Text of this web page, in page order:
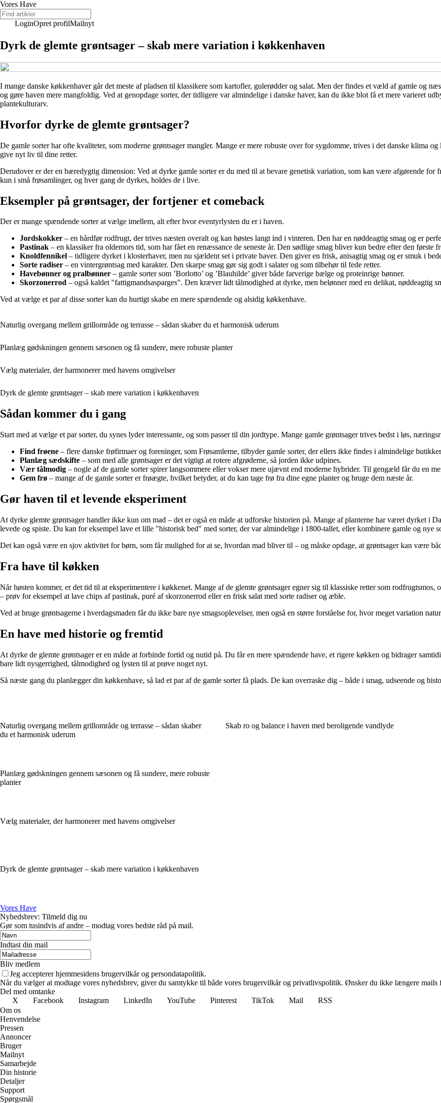
Vores Have
LoginOpret profilMailnyt
Dyrk de glemte grøntsager – skab mere variation i køkkenhaven
I mange danske køkkenhaver går det meste af pladsen til klassikere som kartofler, gulerødder og salat. Men der findes et væld af gamle og
og gøre haven mere mangfoldig. Ved at genopdage sorter, der tidligere var almindelige i danske haver, kan du ikke blot få et mere varieret
plantekulturarv.
Hvorfor dyrke de glemte grøntsager?
De gamle sorter har ofte kvaliteter, som moderne grøntsager mangler. Mange er mere robuste over for sygdomme, trives i det danske klima
give nyt liv til dine retter.
Derudover er der en bæredygtig dimension: Ved at dyrke gamle sorter er du med til at bevare genetisk variation, som kan være afgørende for
kun i små frøsamlinger, og hver gang de dyrkes, holdes de i live.
Eksempler på grøntsager, der fortjener et comeback
Der er mange spændende sorter at vælge imellem, alt efter hvor eventyrlysten du er i haven.
Jordskokker – en hårdfør rodfrugt, der trives næsten overalt og kan høstes langt ind i vinteren. Den har en nøddeagtig smag og er
Pastinak – en klassiker fra oldemors tid, som har fået en renæssance de seneste år. Den sødlige smag bliver kun bedre efter den første
Knoldfennikel – tidligere dyrket i klosterhaver, men nu sjældent set i private haver. Den giver en frisk, anisagtig smag og er smuk i
Sorte radiser – en vintergrøntsag med karakter. Den skarpe smag gør sig godt i salater og som tilbehør til fede retter.
Havebønner og pralbønner – gamle sorter som ’Borlotto’ og ’Blauhilde’ giver både farverige bælge og proteinrige bønner.
Skorzonerrod – også kaldet "fattigmandsasparges". Den kræver lidt tålmodighed at dyrke, men belønner med en delikat, nøddeagtig
Ved at vælge et par af disse sorter kan du hurtigt skabe en mere spændende og alsidig køkkenhave.
Naturlig overgang mellem grillområde og terrasse – sådan skaber du et harmonisk uderum
Planlæg gødskningen gennem sæsonen og få sundere, mere robuste planter
Vælg materialer, der harmonerer med havens omgivelser
Dyrk de glemte grøntsager – skab mere variation i køkkenhaven
Sådan kommer du i gang
Start med at vælge et par sorter, du synes lyder interessante, og som passer til din jordtype. Mange gamle grøntsager trives bedst i løs,
Find frøene – flere danske frøfirmaer og foreninger, som Frøsamlerne, tilbyder gamle sorter, der ellers ikke findes i almindelige
Planlæg sædskifte – som med alle grøntsager er det vigtigt at rotere afgrøderne, så jorden ikke udpines.
Vær tålmodig – nogle af de gamle sorter spirer langsommere eller vokser mere ujævnt end moderne hybrider. Til gengæld får du en
Gem frø – mange af de gamle sorter er frøægte, hvilket betyder, at du kan tage frø fra dine egne planter og bruge dem næste år.
Gør haven til et levende eksperiment
At dyrke glemte grøntsager handler ikke kun om mad – det er også en måde at udforske historien på. Mange af planterne har været dyrket i
levede og spiste. Du kan for eksempel lave et lille "historisk bed" med sorter, der var almindelige i 1800-tallet, eller kombinere gamle og nye
Det kan også være en sjov aktivitet for børn, som får mulighed for at se, hvordan mad bliver til – og måske opdage, at grøntsager kan være
Fra have til køkken
Når høsten kommer, er det tid til at eksperimentere i køkkenet. Mange af de glemte grøntsager egner sig til klassiske retter som rodfrugtsmos,
– prøv for eksempel at lave chips af pastinak, puré af skorzonerrod eller en frisk salat med sorte radiser og æble.
Ved at bruge grøntsagerne i hverdagsmaden får du ikke bare nye smagsoplevelser, men også en større forståelse for, hvor meget variation
En have med historie og fremtid
At dyrke de glemte grøntsager er en måde at forbinde fortid og nutid på. Du får en mere spændende have, et rigere køkken og bidrager
bare lidt nysgerrighed, tålmodighed og lysten til at prøve noget nyt.
Så næste gang du planlægger din køkkenhave, så lad et par af de gamle sorter få plads. De kan overraske dig – både i smag, udseende og
Naturlig overgang mellem grillområde og terrasse – sådan skaber
du et harmonisk uderum
Planlæg gødskningen gennem sæsonen og få sundere, mere robuste
planter
Vælg materialer, der harmonerer med havens omgivelser
Dyrk de glemte grøntsager – skab mere variation i køkkenhaven
Skab ro og balance i haven med beroligende vandlyde
Vores Have
Nyhedsbrev: Tilmeld dig nu
Gør som tusindvis af andre – modtag vores bedste råd på mail.
Indtast din mail
Bliv medlem
Jeg accepterer hjemmesidens brugervilkår og persondatapolitik.
Når du vælger at modtage vores nyhedsbrev, giver du samtykke til både vores brugervilkår og privatlivspolitik. Ønsker du ikke længere mails
Del med omtanke
X
Facebook Instagram LinkedIn YouTube Pinterest TikTok Mail
RSS
Om os
Henvendelse
Pressen
Annoncer
Bruger
Mailnyt
Samarbejde
Din historie
Detaljer
Support
Spørgsmål